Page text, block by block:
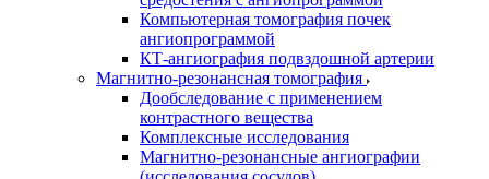
Компьютерная томография почек
ангиопрограммой
КТ-ангиография подвздошной артерии
Магнитно-резонансная томография
Дообследование с применением
контрастного вещества
Комплексные исследования
Магнитно-резонансные ангиографии